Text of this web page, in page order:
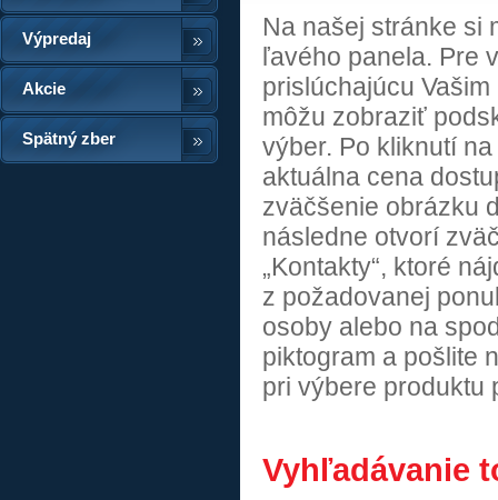
Výpredaj
Akcie
Spätný zber
Na našej stránke si
ľavého panela. Pre
prislúchajúcu
môžu zobraziť
výber. Po kliknutí
aktuálna cena
zväčšenie obrázku
následne otvorí
„Kontakty“, ktoré
z požadovanej
osoby alebo na
piktogram a pošlite
pri výbere produktu
Vyhľadávanie